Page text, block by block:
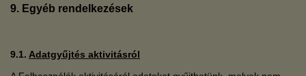
9. Egyéb rendelkezések
9.1. Adatgyűjtés aktivitásról